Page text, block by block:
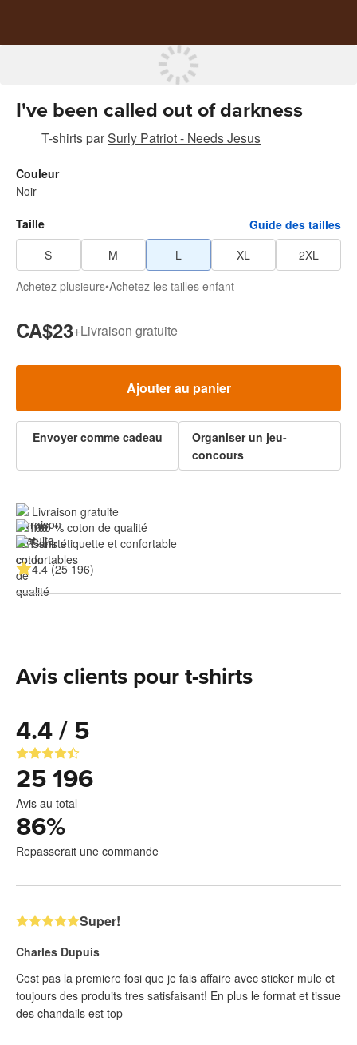
I've been called out of darkness
T-shirtsparSurly Patriot - Needs Jesus
Couleur
Noir
Taille
Guide des tailles
S
M L XL
2XL
Achetez plusieurs•Achetez les tailles enfant
CA$23+Livraison gratuite
Ajouter au panier
Envoyer comme cadeau
Organiser un jeu-
concours
Livraison gratuite
100 % coton de qualité
Sans étiquette et confortable
4.4 (25 196)
Avis clients pour t-shirts
4.4 / 5
25 196
Avis au total
86%
Repasserait une commande
Super!
Charles Dupuis
Cest pas la premiere fosi que je fais affaire avec sticker mule et
toujours des produits tres satisfaisant! En plus le format et tissue
des chandails est top